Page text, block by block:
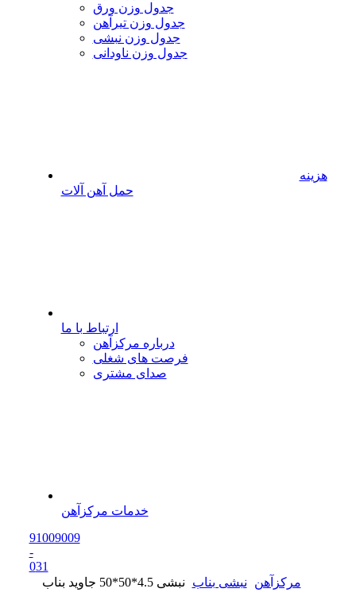
جدول وزن ورق
جدول وزن تیرآهن
جدول وزن نبشی
جدول وزن ناودانی
هزینه
حمل آهن آلات
ارتباط با ما
درباره مرکزآهن
فرصت های شغلی
صدای مشتری
خدمات مرکزآهن
91009009
-
031
مرکزآهن
نبشی بناب نبشی 4.5*50*50 جاوید بناب